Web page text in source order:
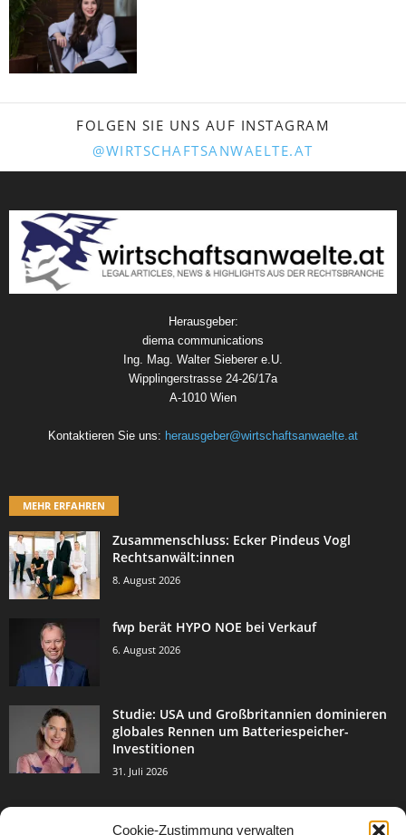
Cookie-Zustimmung verwalten
FOLGEN SIE UNS AUF INSTAGRAM
@WIRTSCHAFTSANWAELTE.AT
Herausgeber:
diema communications
Ing. Mag. Walter Sieberer e.U.
Wipplingerstrasse 24-26/17a
A-1010 Wien
Kontaktieren Sie uns: herausgeber@wirtschaftsanwaelte.at
MEHR ERFAHREN
Zusammenschluss: Ecker Pindeus Vogl
Rechtsanwält:innen
8. August 2026
fwp berät HYPO NOE bei Verkauf
6. August 2026
Studie: USA und Großbritannien dominieren
globales Rennen um Batteriespeicher-
Investitionen
31. Juli 2026